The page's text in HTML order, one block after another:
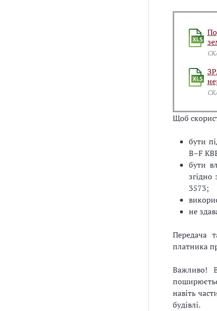
Щоб
бути
B–F
бути
3573;
не
Передача
платника
Важливо!
навіть
будівлі.